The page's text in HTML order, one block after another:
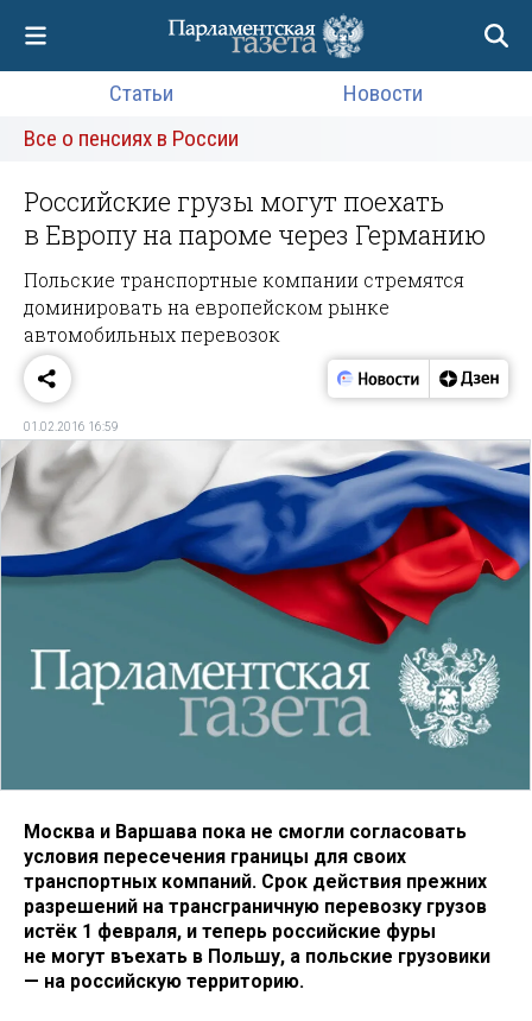
Статьи
Новости
Все о пенсиях в России
Российские грузы могут поехать
в Европу на пароме через Германию
Польские транспортные компании стремятся
доминировать на европейском рынке
автомобильных перевозок
01.02.2016 16:59
Москва и Варшава пока не смогли согласовать
условия пересечения границы для своих
транспортных компаний. Срок действия прежних
разрешений на трансграничную перевозку грузов
истёк 1 февраля, и теперь российские фуры
не могут въехать в Польшу, а польские грузовики
— на российскую территорию.